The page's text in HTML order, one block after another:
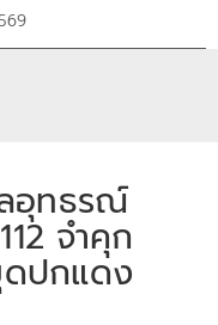
อุทธรณ์
จำคุก
ปกแดง